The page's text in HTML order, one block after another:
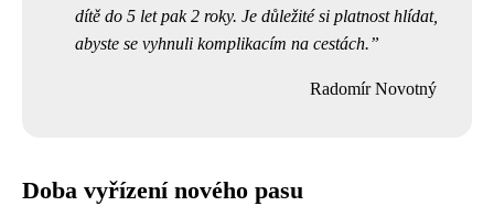
dítě do 5 let pak 2 roky. Je důležité si platnost hlídat,
abyste se vyhnuli komplikacím na cestách.
Radomír Novotný
Doba vyřízení nového pasu